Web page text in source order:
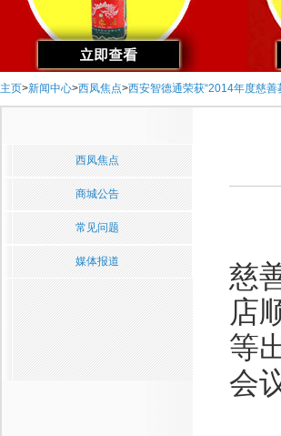
主页>新闻中心>西凤焦点>西安智德通荣获“2014年度慈善
西凤焦点
商城公告
常见问题
媒体报道
4
慈
店
等
会